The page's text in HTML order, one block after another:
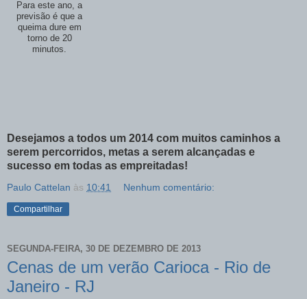
Para este ano, a
previsão é que a
queima dure em
torno de 20
minutos.
Desejamos a todos um 2014 com muitos caminhos a
serem percorridos, metas a serem alcançadas e
sucesso em todas as empreitadas!
Paulo Cattelan às 10:41 Nenhum comentário:
Compartilhar
SEGUNDA-FEIRA, 30 DE DEZEMBRO DE 2013
Cenas de um verão Carioca - Rio de
Janeiro - RJ